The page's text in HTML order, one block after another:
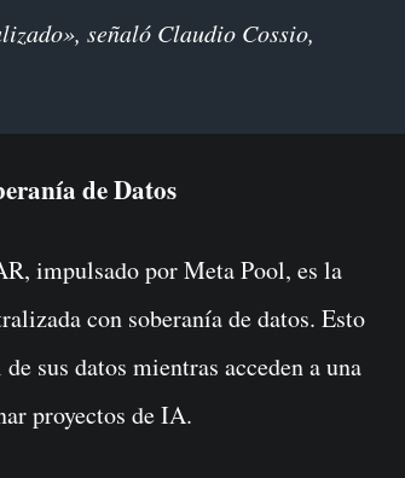
señaló Claudio Cossio,
de Datos
impulsado por Meta Pool, es la
con soberanía de datos. Esto
sus datos mientras acceden a una
proyectos de IA.